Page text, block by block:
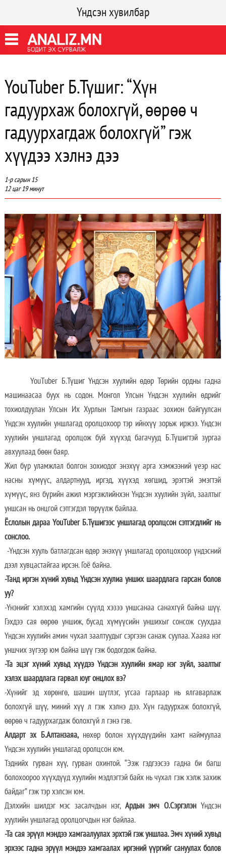
Үндсэн хувилбар
YouTuber Б.Түшиг: “Хүн
гадуурхаж болохгүй, өөрөө ч
гадуурхагдаж болохгүй” гэж
хүүдээ хэлнэ дээ
1-р сарын 15
12 цаг 19 минут
YouTuber Б.Түшиг Үндсэн хуулийн өдөр Төрийн ордны гадна
машинаасаа буух нь содон. Монгол Улсын Үндсэн хуулийн өдрийг
тохиолдуулан Улсын Их Хурлын Тамгын газраас зохион байгуулсан
Үндсэн хуулийн уншлагад оролцохоор тэр ийнхүү зорьж иржээ. Үндсэн
хуулийн уншлагад оролцож буй хүүхэд багачууд Б.Түшигтэй зургаа
авхуулаад бөөн баяр.
Жил бүр уламжлал болгон зохиодог энэхүү арга хэмжээний үеэр нас
насны хүмүүс, алдартнууд, иргэд, хүүхэд хөгшид, эрэгтэй эмэгтэй
хүмүүс, янз бүрийн ажил мэргэжлийнхэн Үндсэн хуулийн зүйл, заалтыг
уншсан нь онцгой сэтгэгдэл төрүүлж байлаа.
Ёслолын дараа YouTuber Б.Түшигээс уншлагад оролцсон сэтгэгдлийг нь
сонслоо.
-Үндсэн хууль батлагдсан өдөр энэхүү уншлагад оролцохоор үндэсний
дээл хувцастайгаа ирсэн. Гоё байна.
-Танд иргэн хүний хувьд Үндсэн хуулиа унших шаардлага гарсан болов
уу?
-Үнэнийг хэлэхэд хамгийн сүүлд хэзээ уншсанаа санахгүй байна шүү.
Гэхдээ сая өөрөө уншиж, бусад хүмүүсийн уншихыг сонсож суухдаа
Үндсэн хуулийн амин чухал заалтуудыг сэргээн санаж суулаа. Хааяа нэг
уншчих зүгээр юм байна шүү гэж бодогдож байна.
-Та эцэг хүний хувьд хүүдээ Үндсэн хуулийн ямар нэг зүйл, заалтыг
хэлэх шаардлага гарвал юуг онцлох вэ?
-Хүнийг эд хөрөнгө, шашин шүтлэг, угсаа гарлаар нь ялгаварлаж
болохгүй шүү, миний хүү л гэж хэлнэ дээ. Хүн гадуурхаж болохгүй,
өөрөө ч гадуурхагдаж болохгүй л гэнэ гэв.
Алдарт эх Б.Алтанзаяа, нөхөр болон хүүхдүүдийн хамт наймуулаа
Үндсэн хуулийн уншлагад оролцсон юм.
Тэднийх гурван хүү, гурван охинтой. “Ээж гэдгээсээ гадна би багш
болохоороо хүүхдүүд хуулийн мэдлэгтэй байх нь чухал гэж хэлж захиж
байдаг” гэж тэр хэлсэн юм.
Дэлхийн шилдэг мэс засалчдын нэг, Ардын эмч О.Сэргэлэн Үндсэн
хуулийн уншлагад оролцогчдын нэг байлаа.
-Та сая эрүүл мэндээ хамгаалуулах эрхтэй гэж уншлаа. Эмч хүний хувьд
эрхээс гадна эрүүл мэндээ хамгаалах иргэний үүргийг сануулах болов